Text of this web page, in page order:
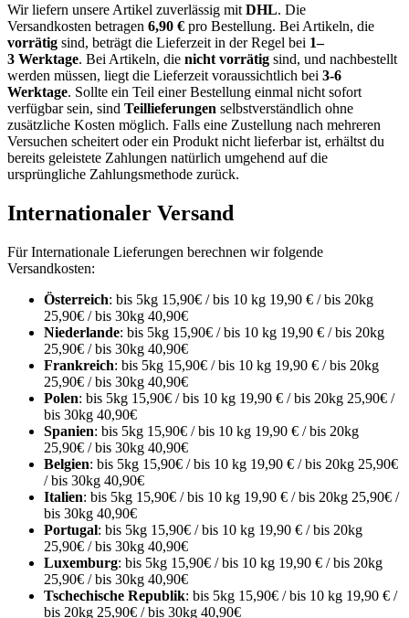
Wir liefern unsere Artikel zuverlässig mit DHL. Die
Versandkosten betragen 6,90 € pro Bestellung. Bei Artikeln, die
vorrätig sind, beträgt die Lieferzeit in der Regel bei 1–
3 Werktage. Bei Artikeln, die nicht vorrätig sind, und nachbestellt
werden müssen, liegt die Lieferzeit voraussichtlich bei 3-6
Werktage. Sollte ein Teil einer Bestellung einmal nicht sofort
verfügbar sein, sind Teillieferungen selbstverständlich ohne
zusätzliche Kosten möglich. Falls eine Zustellung nach mehreren
Versuchen scheitert oder ein Produkt nicht lieferbarist, erhältst du
bereits geleistete Zahlungen natürlich umgehend auf die
ursprüngliche Zahlungsmethode zurück.
Internationaler Versand
Für Internationale Lieferungen berechnen wir folgende
Versandkosten:
Österreich: bis 5kg 15,90€ / bis 10 kg 19,90 € / bis 20kg
25,90€ / bis 30kg 40,90€
Niederlande: bis 5kg 15,90€ / bis 10 kg 19,90 € / bis 20kg
25,90€ / bis 30kg 40,90€
Frankreich: bis 5kg 15,90€ / bis 10 kg 19,90 € / bis 20kg
25,90€ / bis 30kg 40,90€
Polen: bis 5kg 15,90€ / bis 10 kg 19,90 € / bis 20kg 25,90€ /
bis 30kg 40,90€
Spanien: bis 5kg 15,90€ / bis 10 kg 19,90 € / bis 20kg
25,90€ / bis 30kg 40,90€
Belgien: bis 5kg 15,90€ / bis 10 kg 19,90 € / bis 20kg 25,90€
/ bis 30kg 40,90€
Italien: bis 5kg 15,90€ / bis 10 kg 19,90 € / bis 20kg 25,90€ /
bis 30kg 40,90€
Portugal: bis 5kg 15,90€ / bis 10 kg 19,90 € / bis 20kg
25,90€ / bis 30kg 40,90€
Luxemburg: bis 5kg 15,90€ / bis 10 kg 19,90 € / bis 20kg
25,90€ / bis 30kg 40,90€
Tschechische Republik: bis 5kg 15,90€ / bis 10 kg 19,90 € /
bis 20kg 25,90€ / bis 30kg 40,90€